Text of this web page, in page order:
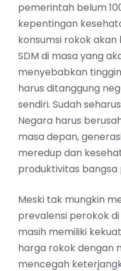
pemerintah belum
kepentingan
konsumsi rokok
SDM di masa yang
menyebabkan
harus ditanggung
sendiri. Sudah
Negara harus
masa depan,
meredup dan
produktivitas bangsa
Meski tak mungkin
prevalensi perokok
masih memiliki
harga rokok dengan
mencegah